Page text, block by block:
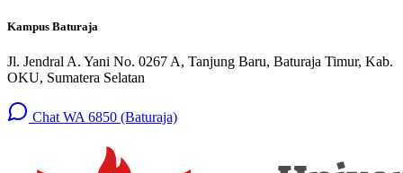
Kampus Baturaja
Jl. Jendral A. Yani No. 0267 A, Tanjung Baru, Baturaja Timur, Kab.
OKU, Sumatera Selatan
Chat WA 6850 (Baturaja)